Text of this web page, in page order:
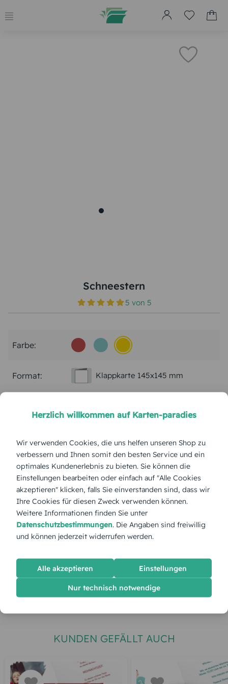
Schneestern
5 von 5
Farbe:
Format: Klappkarte 145x145 mm
Stückpreis: 2,90 €
Gesamtpreis: 72,50 € Inkl. MwSt. zzgl. Versand
Spätester VersandterminDienstag,
jetzt gestalten
gratis Muster gestalten
KUNDEN GEFÄLLT AUCH
Herzlich willkommen auf Karten-paradies
Wir verwenden Cookies, die uns helfen unseren Shop zu
verbessern und Ihnen somit den besten Service und ein
optimales Kundenerlebnis zu bieten. Sie können die
Einstellungen bearbeiten oder einfach auf "Alle Cookies
akzeptieren" klicken, falls Sie einverstanden sind, dass wir
Ihre Cookies für diesen Zweck verwenden können.
Weitere Informationen finden Sie unter
Datenschutzbestimmungen. Die Angaben sind freiwillig
und können jederzeit widerrufen werden.
Alle akzeptieren Einstellungen
Nur technisch notwendige